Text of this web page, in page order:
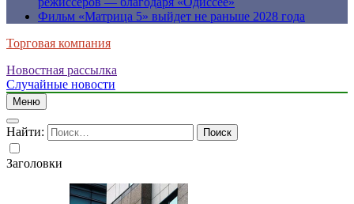
Фильм «Матрица 5» выйдет не раньше 2028 года
Торговая компания
Новостная рассылка
Случайные новости
Меню
Найти:
Заголовки